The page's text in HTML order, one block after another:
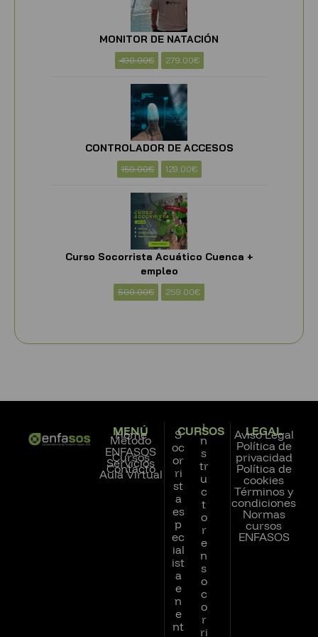
MONITOR DE NATACIÓN
490.00€ 279.00€
CONTROLADOR DE ACCESOS
159.00€ 129.00€
Curso Socorrista Acuático Cuenca +
empleo
500.00€ 259.00€
MENÚ
Home
Método
ENFASOS
Cursos
Servicios
Contacto
Aula Virtual
CURSOS
S
oc
or
ri
st
a
es
p
ec
ial
ist
a
e
n
e
nt
I
n
s
tr
u
c
t
o
r
e
n
s
o
c
o
r
ri
LEGAL
Aviso Legal
Política de
privacidad
Política de
cookies
Términos y
condiciones
Normas
cursos
ENFASOS